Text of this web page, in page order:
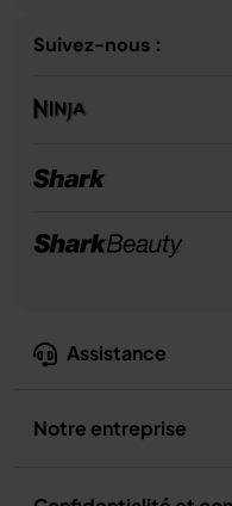
Assistance
Notre entreprise
Suivez-nous :